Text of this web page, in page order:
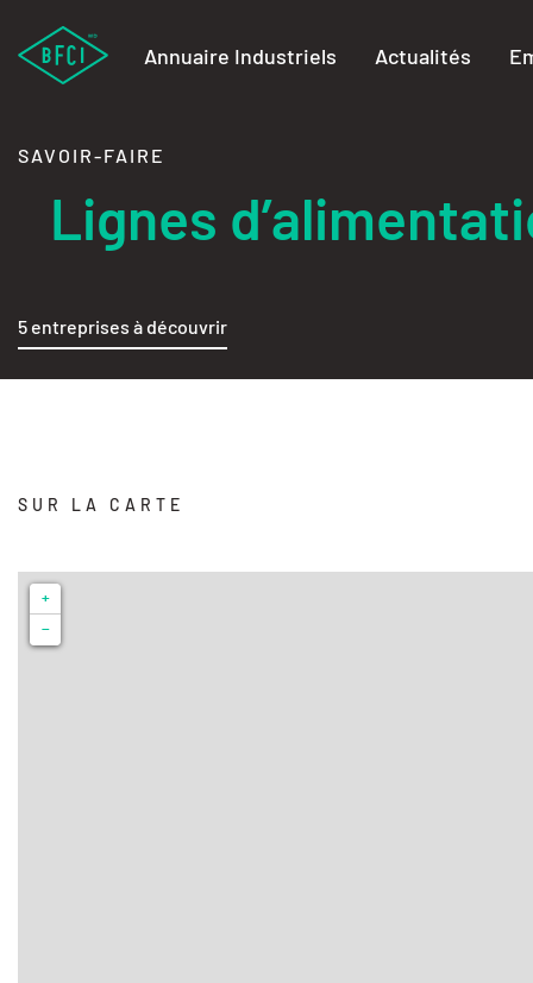
Annuaire Industriels Actualités
SAVOIR-FAIRE
Lignes
5 entreprises à découvrir
SUR LA CARTE
+
−